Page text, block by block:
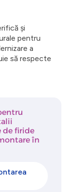
și
pentru
a
să respecte
de firide
în